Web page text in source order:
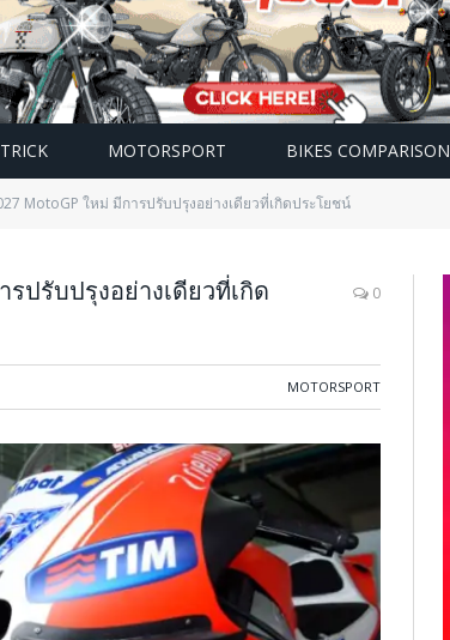
MOTORSPORT BIKES COMPARISON
MotoGP ใหม่ มีการปรับปรุงอย่างเดียวที่เกิดประโยชน์
ปรับปรุงอย่างเดียวที่เกิด
0
MOTORSPORT